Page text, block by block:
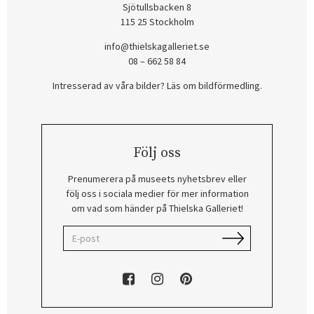
Sjötullsbacken 8
115 25 Stockholm
info@thielskagalleriet.se
08 – 662 58 84
Intresserad av våra bilder? Läs om bildförmedling.
Följ oss
Prenumerera på museets nyhetsbrev eller
följ oss i sociala medier för mer information
om vad som händer på Thielska Galleriet!